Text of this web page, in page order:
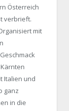
Österreich
verbrieft.
mit
Italien und
ganz
in die